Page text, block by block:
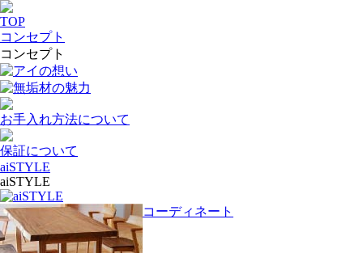
TOP
コンセプト
コンセプト
アイの想い
無垢材の魅力
お手入れ方法について
保証について
aiSTYLE
aiSTYLE
aiSTYLE
コーディネート